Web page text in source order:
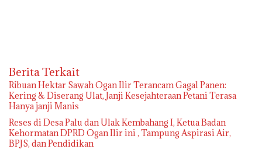
Berita Terkait
Ribuan Hektar Sawah Ogan Ilir Terancam Gagal Panen:
Kering & Diserang Ulat, Janji Kesejahteraan Petani Terasa
Reses di Desa Palu dan Ulak Kembahang I, Ketua Badan
Kehormatan DPRD Ogan Ilir ini , Tampung Aspirasi Air,
BPJS, dan Pendidikan